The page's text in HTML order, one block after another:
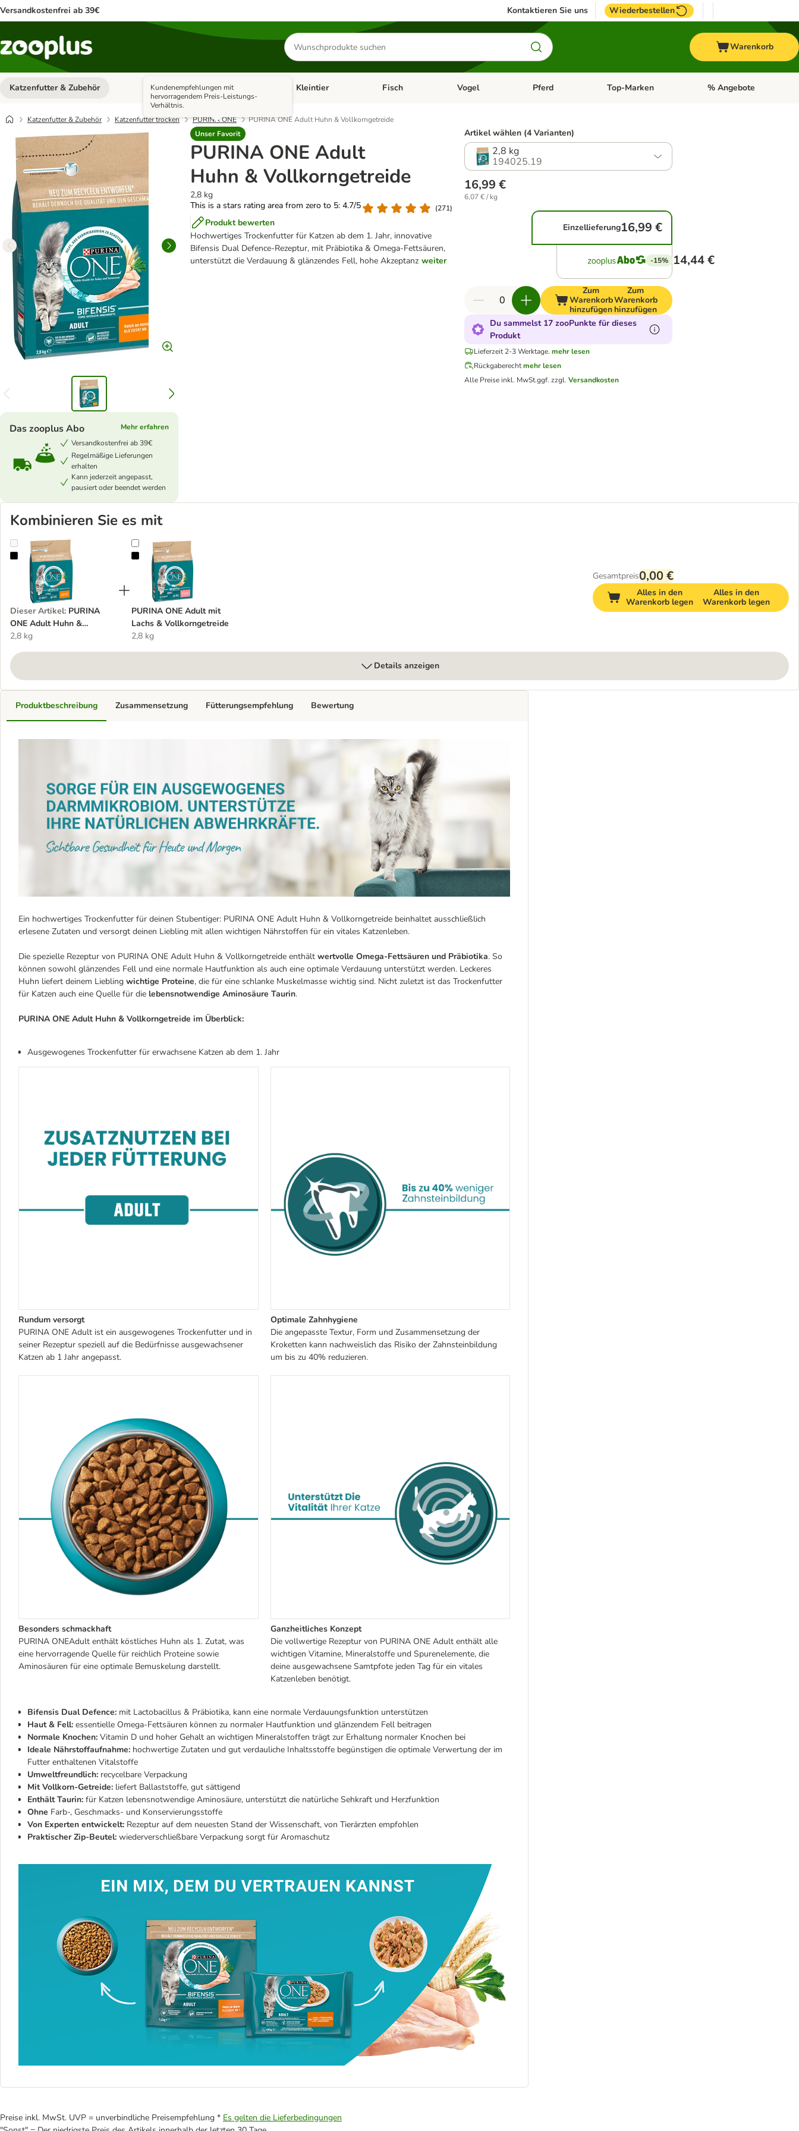
Versandkostenfrei ab 39€ Kontaktieren Sie uns Wiederbestellen
Produkte
suchen
Warenkorb
Katzenfutter & Zubehör Kategorie-Menü öffnen: Katzenfutter & Zubehör
Hundefutter & Zubehör Kategorie-Menü öffnen: Hundefutter & Zubehör
Kleintier Kategorie-Menü öffnen: Kleintier
Fisch Kategorie-Menü öffnen: Fisch
Vogel Kategorie-Menü öffnen: Vogel
Pferd Kategorie-Menü öffnen: Pferd
Top-Marken Kategorie-Menü öffnen:
% Angebote
Katzenfutter & Zubehör Katzenfutter trocken PURINA ONE
PURINA ONE Adult Huhn & Vollkorngetreide
Unser Favorit
Kundenempfehlungen mit
hervorragendem Preis-Leistungs-
Verhältnis.
PURINA ONE Adult
Huhn & Vollkorngetreide
2,8 kg
This is a stars rating area from zero to 5: 4.7/5
(271)
Produkt bewerten
Hochwertiges Trockenfutter für Katzen ab dem 1. Jahr, innovative
Bifensis Dual Defence-Rezeptur, mit Präbiotika & Omega-Fettsäuren,
unterstützt die Verdauung & glänzendes Fell, hohe Akzeptanz weiter
Das zooplus Abo
Mehr erfahren
Versandkostenfrei ab 39€
Regelmäßige Lieferungen
erhalten
Kann jederzeit angepasst,
pausiert oder beendet werden
Artikel wählen (4 Varianten)
2,8 kg
194025.19
16,99 €
6,07 € / kg
Einzellieferung16,99 €
-15% 14,44 €
Zum
Warenkorb
hinzufügen
Zum
Warenkorb
hinzufügen
Du sammelst 17 zooPunkte für dieses
Produkt
Lieferzeit 2-3 Werktage. mehr lesen
Rückgaberecht mehr lesen
Alle Preise inkl. MwSt.ggf. zzgl. Versandkosten
Kombinieren Sie es mit
PURINA ONE Adult Huhn & Vollkorngetreide
Dieser Artikel: PURINA
ONE Adult Huhn &
Vollkorngetreide
2,8 kg
PURINA ONE Adult mit Lachs & Vollkorngetreide
PURINA ONE Adult mit
Lachs & Vollkorngetreide
2,8 kg
Gesamtpreis0,00 €
Alles in den
Warenkorb legen
Alles in den
Warenkorb legen
Details anzeigen
Produktbeschreibung
Ein hochwertiges Trockenfutter für deinen Stubentiger: PURINA ONE Adult Huhn & Vollkorngetreide beinhaltet ausschließlich
erlesene Zutaten und versorgt deinen Liebling mit allen wichtigen Nährstoffen für ein vitales Katzenleben.
Die spezielle Rezeptur von PURINA ONE Adult Huhn & Vollkorngetreide enthält wertvolle Omega-Fettsäuren und Präbiotika. So
können sowohl glänzendes Fell und eine normale Hautfunktion als auch eine optimale Verdauung unterstützt werden. Leckeres
Huhn liefert deinem Liebling wichtige Proteine, die für eine schlanke Muskelmasse wichtig sind. Nicht zuletzt ist das Trockenfutter
für Katzen auch eine Quelle für die lebensnotwendige Aminosäure Taurin.
PURINA ONE Adult Huhn & Vollkorngetreide im Überblick:
Ausgewogenes Trockenfutter für erwachsene Katzen ab dem 1. Jahr
Rundum versorgt
PURINA ONE Adult ist ein ausgewogenes Trockenfutter und in
seiner Rezeptur speziell auf die Bedürfnisse ausgewachsener
Katzen ab 1 Jahr angepasst.
Optimale Zahnhygiene
Die angepasste Textur, Form und Zusammensetzung der
Kroketten kann nachweislich das Risiko der Zahnsteinbildung
um bis zu 40% reduzieren.
Besonders schmackhaft
PURINA ONEAdult enthält köstliches Huhn als 1. Zutat, was
eine hervorragende Quelle für reichlich Proteine sowie
Aminosäuren für eine optimale Bemuskelung darstellt.
Ganzheitliches Konzept
Die vollwertige Rezeptur von PURINA ONE Adult enthält alle
wichtigen Vitamine, Mineralstoffe und Spurenelemente, die
deine ausgewachsene Samtpfote jeden Tag für ein vitales
Katzenleben benötigt.
Bifensis Dual Defence: mit Lactobacillus & Präbiotika, kann eine normale Verdauungsfunktion unterstützen
Haut & Fell: essentielle Omega-Fettsäuren können zu normaler Hautfunktion und glänzendem Fell beitragen
Normale Knochen: Vitamin D und hoher Gehalt an wichtigen Mineralstoffen trägt zur Erhaltung normaler Knochen bei
Ideale Nährstoffaufnahme: hochwertige Zutaten und gut verdauliche Inhaltsstoffe begünstigen die optimale Verwertung der im
Futter enthaltenen Vitalstoffe
Umweltfreundlich: recycelbare Verpackung
Mit Vollkorn-Getreide: liefert Ballaststoffe, gut sättigend
Enthält Taurin: für Katzen lebensnotwendige Aminosäure, unterstützt die natürliche Sehkraft und Herzfunktion
Ohne Farb-, Geschmacks- und Konservierungsstoffe
Von Experten entwickelt: Rezeptur auf dem neuesten Stand der Wissenschaft, von Tierärzten empfohlen
Praktischer Zip-Beutel: wiederverschließbare Verpackung sorgt für Aromaschutz
Zusammensetzung Fütterungsempfehlung Bewertung
Preise inkl. MwSt. UVP = unverbindliche Preisempfehlung * Es gelten die Lieferbedingungen